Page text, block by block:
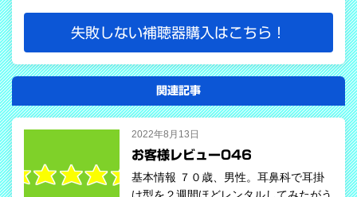
失敗しない補聴器購入はこちら！
関連記事
2022年8月13日
お客様レビュー046
基本情報 ７０歳、男性。耳鼻科で耳掛